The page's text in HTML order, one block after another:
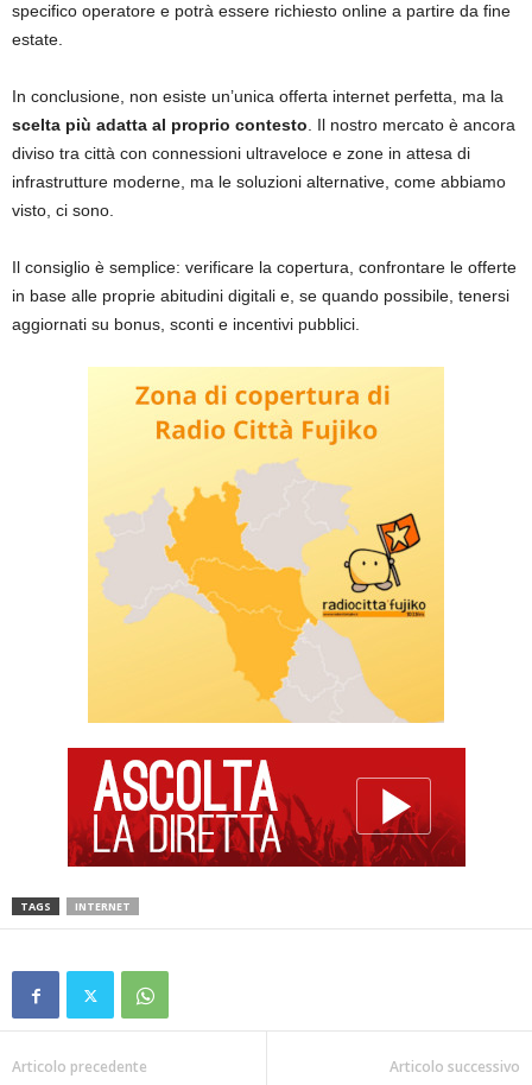
specifico operatore e potrà essere richiesto online a partire da fine
estate.
In conclusione, non esiste un’unica offerta internet perfetta, ma la
scelta più adatta al proprio contesto. Il nostro mercato è ancora
diviso tra città con connessioni ultraveloce e zone in attesa di
infrastrutture moderne, ma le soluzioni alternative, come abbiamo
visto, ci sono.
Il consiglio è semplice: verificare la copertura, confrontare le offerte
in base alle proprie abitudini digitali e, se quando possibile, tenersi
aggiornati su bonus, sconti e incentivi pubblici.
TAGS INTERNET
Articolo precedente Articolo successivo